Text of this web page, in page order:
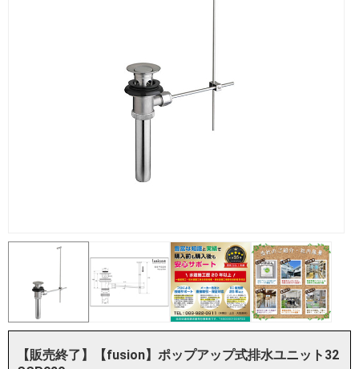
【販売終了】【fusion】ポップアップ式排水ユニット32